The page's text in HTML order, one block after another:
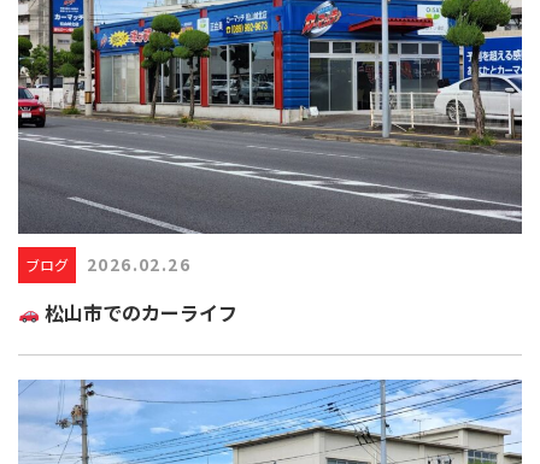
ブログ 2026.02.26
松山市でのカーライフ